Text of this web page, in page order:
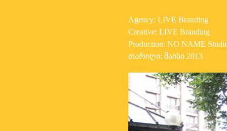
Agency: LIVE Branding
Creative: LIVE Branding
Production: NO NAME
თარიღი: მაისი 2013